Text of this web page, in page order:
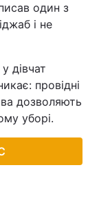
один з
і не
дівчат
провідні
дозволяють
уборі.